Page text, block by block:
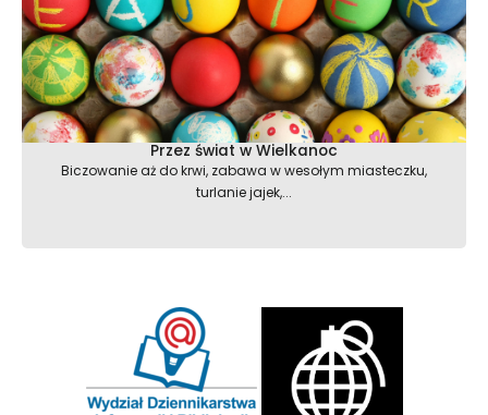
Przez świat w Wielkanoc
Biczowanie aż do krwi, zabawa w wesołym miasteczku,
turlanie jajek,...